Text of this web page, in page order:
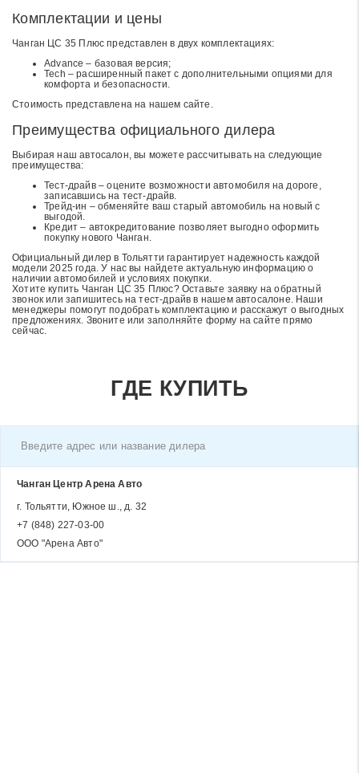
Комплектации и цены
Чанган ЦС 35 Плюс представлен в двух комплектациях:
Advance – базовая версия;
Tech – расширенный пакет с дополнительными опциями для
комфорта и безопасности.
Стоимость представлена на нашем сайте.
Преимущества официального дилера
Выбирая наш автосалон, вы можете рассчитывать на следующие
преимущества:
Тест-драйв – оцените возможности автомобиля на дороге,
записавшись на тест-драйв.
Трейд-ин – обменяйте ваш старый автомобиль на новый с
выгодой.
Кредит – автокредитование позволяет выгодно оформить
покупку нового Чанган.
Официальный дилер в Тольятти гарантирует надежность каждой
модели 2025 года. У нас вы найдете актуальную информацию о
наличии автомобилей и условиях покупки.
Хотите купить Чанган ЦС 35 Плюс? Оставьте заявку на обратный
звонок или запишитесь на тест-драйв в нашем автосалоне. Наши
менеджеры помогут подобрать комплектацию и расскажут о выгодных
предложениях. Звоните или заполняйте форму на сайте прямо
сейчас.
ГДЕ КУПИТЬ
Чанган Центр Арена Авто
г. Тольятти, Южное ш., д. 32
+7 (848) 227-03-00
ООО "Арена Авто"